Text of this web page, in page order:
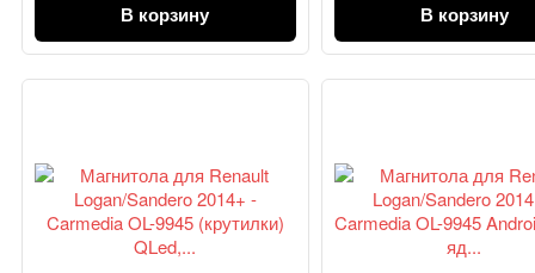
В корзину
В корзину